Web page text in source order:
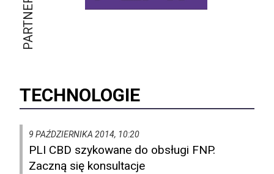
PARTNERZY
TECHNOLOGIE
9 PAŹDZIERNIKA 2014, 10:20
PLI CBD szykowane do obsługi FNP.
Zaczną się konsultacje